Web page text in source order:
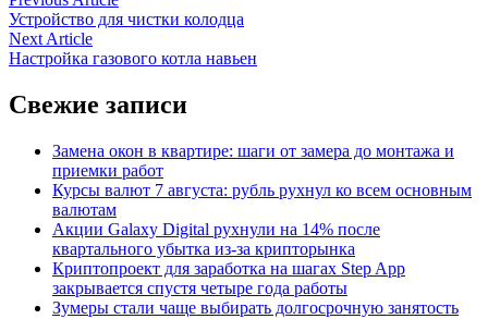
по
записям
article:
Устройство для чистки колодца
Next ArticleNext
article:
Настройка газового котла навьен
Свежие записи
Замена окон в квартире: шаги от замера до монтажа и
приемки работ
Курсы валют 7 августа: рубль рухнул ко всем основным
валютам
Акции Galaxy Digital рухнули на 14% после
квартального убытка из-за крипторынка
Криптопроект для заработка на шагах Step App
закрывается спустя четыре года работы
Зумеры стали чаще выбирать долгосрочную занятость